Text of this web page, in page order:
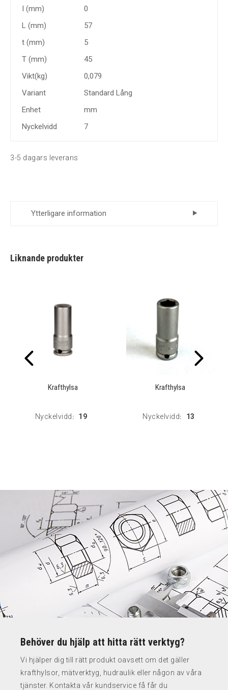
I (mm)
0
L (mm)
57
t (mm)
5
T (mm)
45
Vikt(kg)
0,079
Variant
Standard Lång
Enhet
mm
Nyckelvidd
7
3-5 dagars leverans
Ytterligare information
Liknande produkter
Krafthylsa
Nyckelvidd : 19
Krafthylsa
Nyckelvidd: 13
Behöver du hjälp att hitta rätt verktyg?
Vi hjälper dig till rätt produkt oavsett om det gäller
krafthylsor, mätverktyg, hudraulik eller någon av våra
tjänster. Kontakta vår kundservice få får du